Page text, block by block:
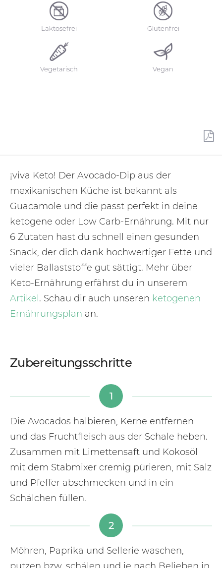
¡viva Keto! Der Avocado-Dip aus der
mexikanischen Küche ist bekannt als
Guacamole und die passt perfekt in deine
ketogene oder Low Carb-Ernährung. Mit nur
6 Zutaten hast du schnell einen gesunden
Snack, der dich dank hochwertiger Fette und
vieler Ballaststoffe gut sättigt. Mehr über
Keto-Ernährung erfährst du in unserem
Artikel. Schau dir auch unseren ketogenen
Ernährungsplan an.
Zubereitungsschritte
1
Die Avocados halbieren, Kerne entfernen
und das Fruchtfleisch aus der Schale heben.
Zusammen mit Limettensaft und Kokosöl
mit dem Stabmixer cremig pürieren, mit Salz
und Pfeffer abschmecken und in ein
Schälchen füllen.
2
Möhren, Paprika und Sellerie waschen,
Laktosefrei Glutenfrei
Vegetarisch Vegan